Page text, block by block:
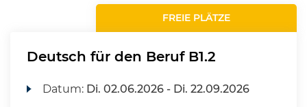
FREIE PLÄTZE
Deutsch für den Beruf B1.2
Datum: Di. 02.06.2026 - Di. 22.09.2026